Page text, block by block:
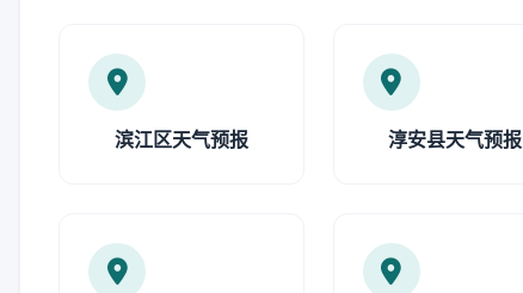
滨江区天气预报 淳安县天气预报